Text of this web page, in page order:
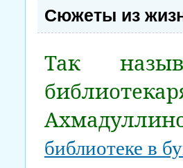
Сюжеты из
Так
библиотеке в